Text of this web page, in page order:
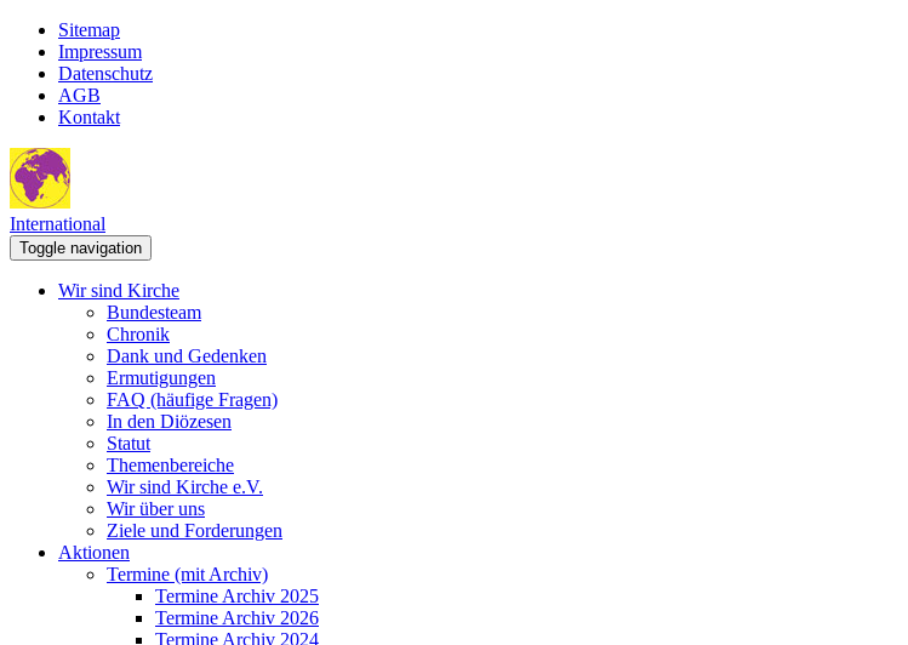
Sitemap
Impressum
Datenschutz
AGB
Kontakt
International
Toggle navigation
Wir sind Kirche
Bundesteam
Chronik
Dank und Gedenken
Ermutigungen
FAQ (häufige Fragen)
In den Diözesen
Statut
Themenbereiche
Wir sind Kirche e.V.
Wir über uns
Ziele und Forderungen
Aktionen
Termine (mit Archiv)
Termine Archiv 2025
Termine Archiv 2026
Termine Archiv 2024